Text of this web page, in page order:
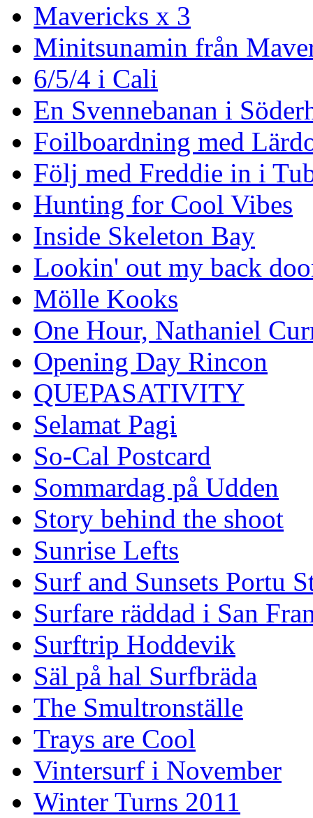
Mavericks x 3
Minitsunamin från
6/5/4 i Cali
En Svennebanan i
Foilboardning med
Följ med Freddie in i
Hunting for Cool Vibes
Inside Skeleton Bay
Lookin' out my back
Mölle Kooks
One Hour, Nathaniel
Opening Day Rincon
QUEPASATIVITY
Selamat Pagi
So-Cal Postcard
Sommardag på Udden
Story behind the shoot
Sunrise Lefts
Surf and Sunsets Portu
Surfare räddad i San
Surftrip Hoddevik
Säl på hal Surfbräda
The Smultronställe
Trays are Cool
Vintersurf i November
Winter Turns 2011